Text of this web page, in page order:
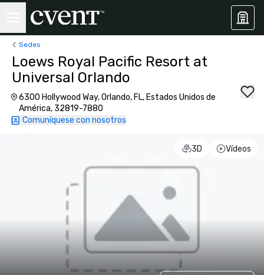
Sedes
Loews Royal Pacific Resort at
Universal Orlando
6300 Hollywood Way, Orlando, FL, Estados Unidos de
América, 32819-7880
Comuníquese con nosotros
3D Vídeos